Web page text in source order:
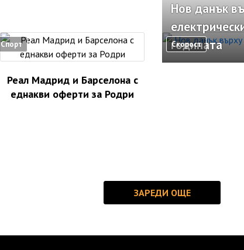
Спорт
Реал Мадрид и Барселона с
еднакви оферти за Родри
Скорост
Нов данък
годината